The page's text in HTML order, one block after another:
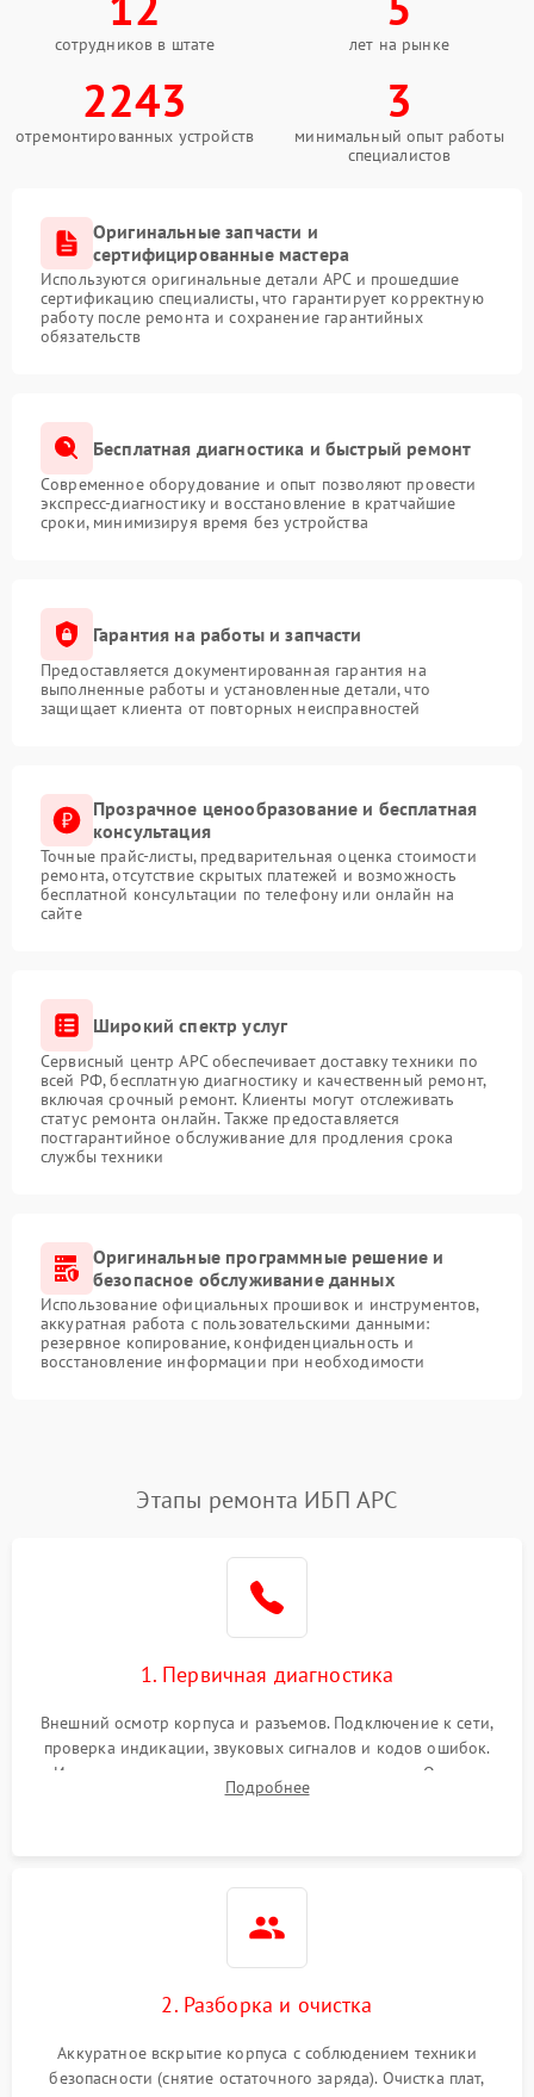
сотрудников в штате лет на рынке
2243
отремонтированных устройств
3
минимальный опыт работы
специалистов
Оригинальные запчасти и
сертифицированные мастера
Используются оригинальные детали APC и прошедшие
сертификацию специалисты, что гарантирует корректную
работу после ремонта и сохранение гарантийных
обязательств
Бесплатная диагностика и быстрый ремонт
Современное оборудование и опыт позволяют провести
экспресс-диагностику и восстановление в кратчайшие
сроки, минимизируя время без устройства
Гарантия на работы и запчасти
Предоставляется документированная гарантия на
выполненные работы и установленные детали, что
защищает клиента от повторных неисправностей
Прозрачное ценообразование и бесплатная
консультация
Точные прайс-листы, предварительная оценка стоимости
ремонта, отсутствие скрытых платежей и возможность
бесплатной консультации по телефону или онлайн на
сайте
Широкий спектр услуг
Сервисный центр APC обеспечивает доставку техники по
всей РФ, бесплатную диагностику и качественный ремонт,
включая срочный ремонт. Клиенты могут отслеживать
статус ремонта онлайн. Также предоставляется
постгарантийное обслуживание для продления срока
службы техники
Оригинальные программные решение и
безопасное обслуживание данных
Использование официальных прошивок и инструментов,
аккуратная работа с пользовательскими данными:
резервное копирование, конфиденциальность и
восстановление информации при необходимости
Этапы ремонта ИБП APC
1. Первичная диагностика
Внешний осмотр корпуса и разъемов. Подключение к сети,
проверка индикации, звуковых сигналов и кодов ошибок.
Измерение входного и выходного напряжения. Оценка
реакции ИБП на отключение основного питания без
Подробнее
2. Разборка и очистка
Аккуратное вскрытие корпуса с соблюдением техники
безопасности (снятие остаточного заряда). Очистка плат,